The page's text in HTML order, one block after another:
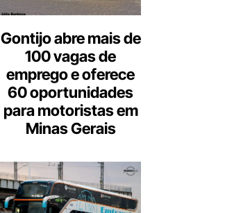
Gontijo abre mais de
100 vagas de
emprego e oferece
60 oportunidades
para motoristas em
Minas Gerais